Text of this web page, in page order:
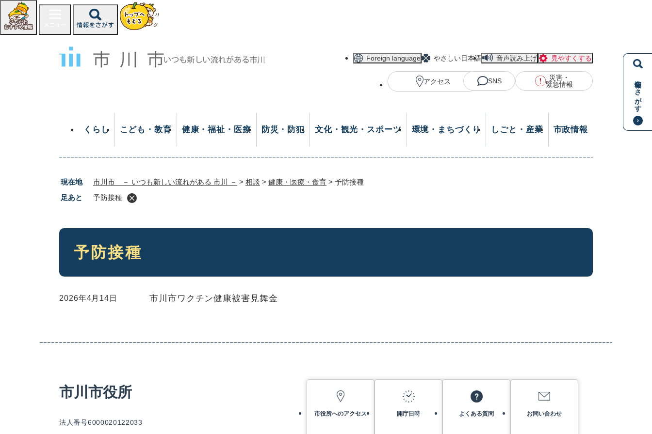
ジ
情報をさがす
Foreign language やさしい日本語 音声読み上げ 見やすくする
アクセス SNS
災害・
緊急情報
くらし こども・教育 健康・福祉・医療 防災・防犯 文化・観光・スポーツ 環境・まちづくり しごと・産業 市政情報
現在地 市川市 － いつも新しい流れがある 市川 － > 相談 > 健康・医療・食育 > 予防接種
足あと
予防接種
本
予防接種
2026年4月14日 市川市ワクチン健康被害見舞金
市川市役所
法人番号6000020122033
市役所へのアクセス 開庁日時 よくある質問 お問い合わせ